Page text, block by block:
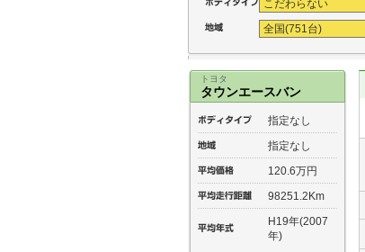
トヨタ
タウンエースバン
指定なし
指定なし
120.6万円
98251.2Km
H19年(2007
年)